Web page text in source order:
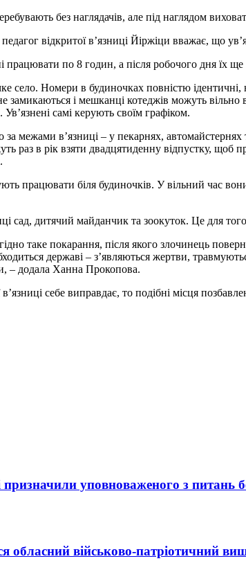
без наглядачів, але під наглядом
відкритої в’язниці Йіржіци вважає, що
по 8 годин, а після робочого дня їх ще
село. Номери в будиночках повністю
замикаються і мешканці котеджів можуть
самі керують своїм графіком.
межами в’язниці – у пекарнях,
раз в рік взяти двадцятиденну відпустку,
працювати біля будиночків. У вільний час
сад, дитячий майданчик та зоокуток. Це для
таке покарання, після якого злочинець
державі – з’являються жертви,
– додала Ханна Прокопова.
себе виправдає, то подібні місця
уповноваженого з питань
обласний військово-патріотичний